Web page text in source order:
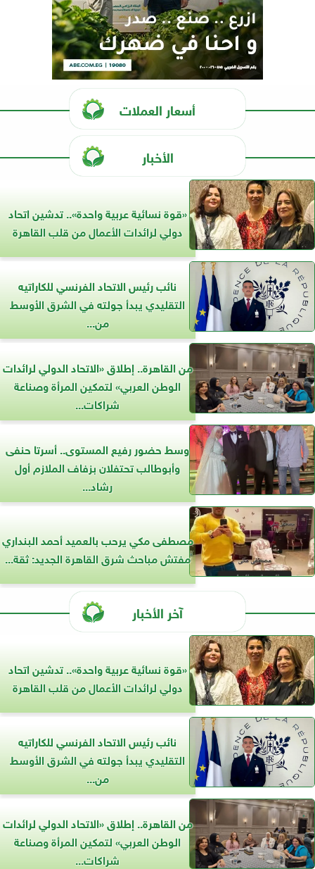
أسعار العملات
الأخبار
«قوة نسائية عربية واحدة».. تدشين اتحاد
دولي لرائدات الأعمال من قلب القاهرة
نائب رئيس الاتحاد الفرنسي للكاراتيه
التقليدي يبدأ جولته في الشرق الأوسط
من...
من القاهرة.. إطلاق «الاتحاد الدولي لرائدات
الوطن العربي» لتمكين المرأة وصناعة
شراكات...
وسط حضور رفيع المستوى.. أسرتا حنفى
وأبوطالب تحتفلان بزفاف الملازم أول
رشاد...
مصطفى مكي يرحب بالعميد أحمد البنداري
مفتش مباحث شرق القاهرة الجديد: ثقة...
آخر الأخبار
«قوة نسائية عربية واحدة».. تدشين اتحاد
دولي لرائدات الأعمال من قلب القاهرة
نائب رئيس الاتحاد الفرنسي للكاراتيه
التقليدي يبدأ جولته في الشرق الأوسط
من...
من القاهرة.. إطلاق «الاتحاد الدولي لرائدات
الوطن العربي» لتمكين المرأة وصناعة
شراكات...